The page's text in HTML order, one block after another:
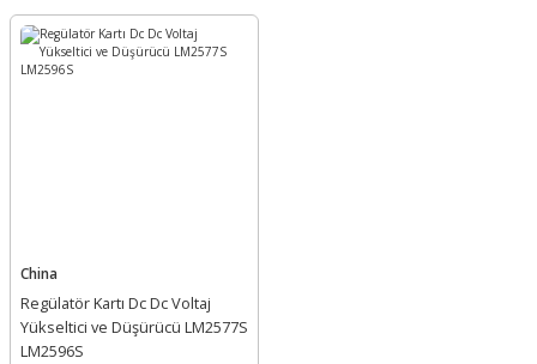
China
Regülatör Kartı Dc Dc Voltaj
Yükseltici ve Düşürücü LM2577S
LM2596S